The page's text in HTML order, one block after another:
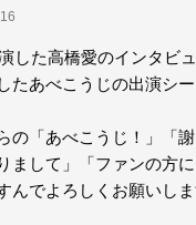
した高橋愛のインタビ
あべこうじの出演シー
の「あべこうじ！」「
まして」「ファンの方
でよろしくお願いしま